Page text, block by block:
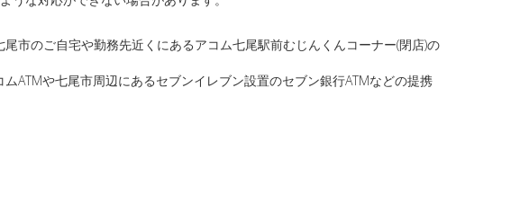
市のご自宅や勤務先近くにあるアコム七尾駅前むじんくんコーナー(閉店)の
ATMや七尾市周辺にあるセブンイレブン設置のセブン銀行ATMなどの提携